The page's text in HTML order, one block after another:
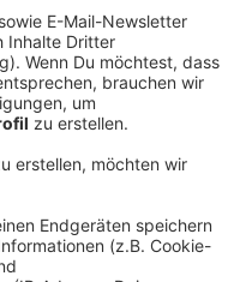
an Marlon
ihn zu uns zu
und einer